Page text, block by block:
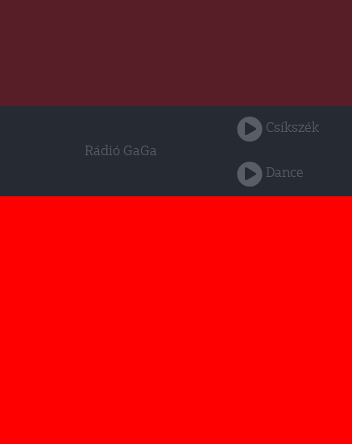
Rádió GaGa
Csíkszék
Dance